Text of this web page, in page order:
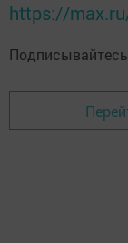
https://